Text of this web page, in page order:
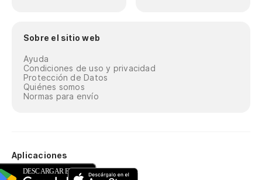
Sobre el sitio web
Ayuda
Condiciones de uso y privacidad
Protección de Datos
Quiénes somos
Normas para envío
Aplicaciones